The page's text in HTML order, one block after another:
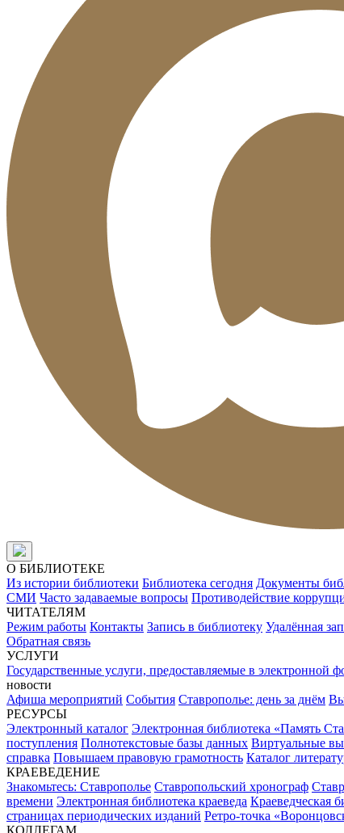
О БИБЛИОТЕКЕ
Из истории библиотеки Библиотека сегодня Документы
СМИ Часто задаваемые вопросы Противодействие
ЧИТАТЕЛЯМ
Режим работы Контакты Запись в библиотеку Удалённая
Обратная связь
УСЛУГИ
Государственные услуги, предоставляемые в электронной
новости
Афиша мероприятий События Ставрополье: день за днём
РЕСУРСЫ
Электронный каталог Электронная библиотека «Память
поступления Полнотекстовые базы данных Виртуальные
справка Повышаем правовую грамотность Каталог
КРАЕВЕДЕНИЕ
Знакомьтесь: Ставрополье Ставропольский хронограф
времени Электронная библиотека краеведа Краеведческая
страницах периодических изданий Ретро-точка
КОЛЛЕГАМ